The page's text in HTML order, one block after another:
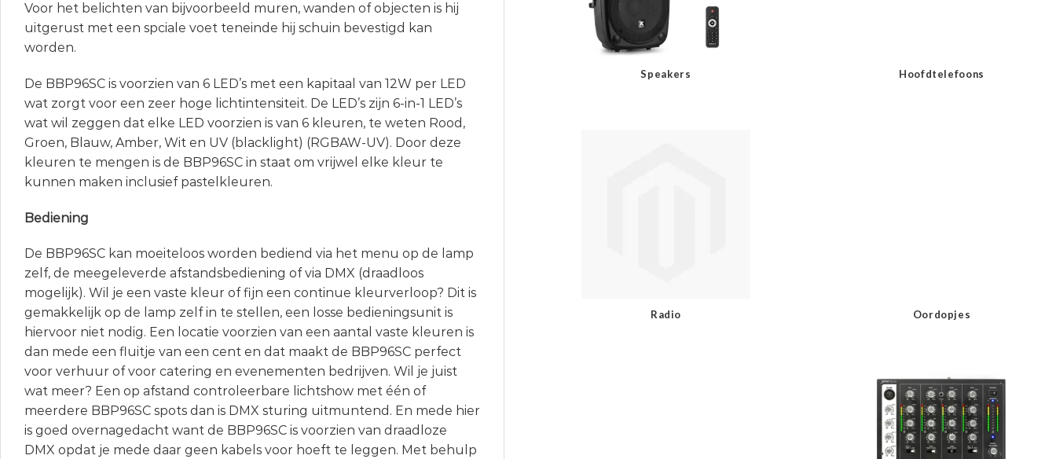
Voor het belichten van bijvoorbeeld muren, wanden of objecten is hij
uitgerust met een spciale voet teneinde hij schuin bevestigd kan
worden.
De BBP96SC is voorzien van 6 LED’s met een kapitaal van 12W per LED
wat zorgt voor een zeer hoge lichtintensiteit. De LED’s zijn 6-in-1 LED’s
wat wil zeggen dat elke LED voorzien is van 6 kleuren, te weten Rood,
Groen, Blauw, Amber, Wit en UV (blacklight) (RGBAW-UV). Door deze
kleuren te mengen is de BBP96SC in staat om vrijwel elke kleur te
kunnen maken inclusief pastelkleuren.
Bediening
De BBP96SC kan moeiteloos worden bediend via het menu op de lamp
zelf, de meegeleverde afstandsbediening of via DMX (draadloos
mogelijk). Wil je een vaste kleur of fijn een continue kleurverloop? Dit is
gemakkelijk op de lamp zelf in te stellen, een losse bedieningsunit is
hiervoor niet nodig. Een locatie voorzien van een aantal vaste kleuren is
dan mede een fluitje van een cent en dat maakt de BBP96SC perfect
voor verhuur of voor catering en evenementen bedrijven. Wil je juist
wat meer? Een op afstand controleerbare lichtshow met één of
meerdere BBP96SC spots dan is DMX sturing uitmuntend. En mede hier
is goed overnagedacht want de BBP96SC is voorzien van draadloze
DMX opdat je mede daar geen kabels voor hoeft te leggen. Met behulp
Speakers Hoofdtelefoons
Radio Oordopjes